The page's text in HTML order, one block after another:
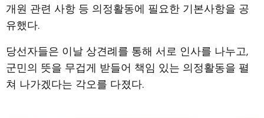
개원 관련 사항 등 의정활동에 필요한 기본사항을 공
유했다.
당선자들은 이날 상견례를 통해 서로 인사를 나누고,
군민의 뜻을 무겁게 받들어 책임 있는 의정활동을 펼
쳐 나가겠다는 각오를 다졌다.